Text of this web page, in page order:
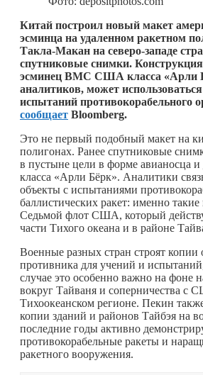
Китай построил новый макет
эсминца на удаленном ракетном
Такла-Макан на северо-западе
спутниковые снимки.
эсминец ВМС США класса «Арли
аналитиков, может
испытаний противокорабельного
сообщает Bloomberg.
Это не первый подобный макет на
полигонах. Ранее спутниковые
в пустыне цели в форме авианосца и
класса «Арли Бёрк». Аналитики
объекты с испытаниями
баллистических ракет: именно такие
Седьмой флот США, который
части Тихого океана и в районе
Военные разных стран строят копии
противника для учений и
случае это особенно важно на фоне
вокруг Тайваня и соперничества с
Тихоокеанском регионе. Пекин
копии зданий и районов Тайбэя на
последние годы активно
противокорабельные ракеты и
ракетного вооружения.